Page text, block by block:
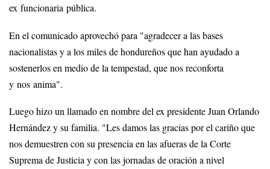
ex funcionaria pública.
En el comunicado aprovechó para "agradecer a las bases
nacionalistas y a los miles de hondureños que han ayudado a
sostenerlos en medio de la tempestad, que nos reconforta
y nos anima".
Luego hizo un llamado en nombre del ex presidente Juan Orlando
Hernández y su familia. "Les damos las gracias por el cariño que
nos demuestren con su presencia en las afueras de la Corte
Suprema de Justicia y con las jornadas de oración a nivel